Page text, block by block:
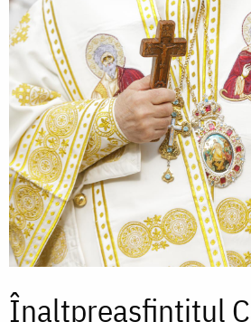
Înaltpreasfințitul